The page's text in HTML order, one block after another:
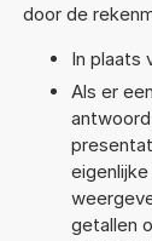
door de
In plaats
Als er
getallen